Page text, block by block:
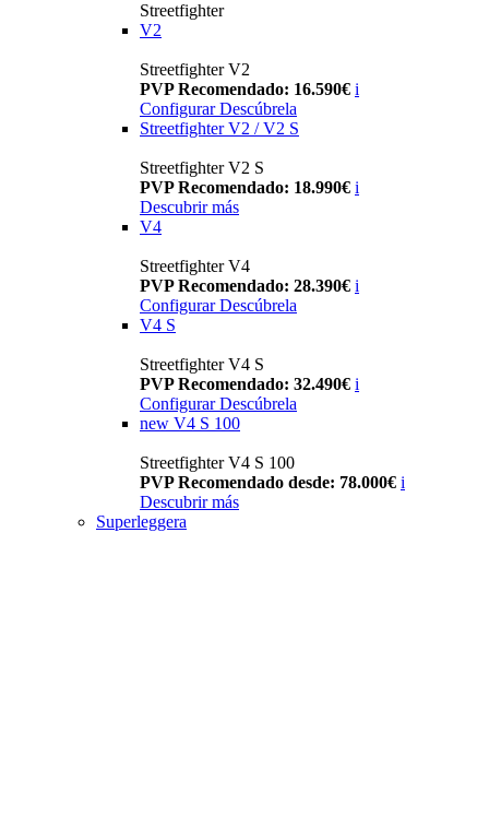
Streetfighter
V2
Streetfighter V2
PVP Recomendado: 16.590€ i
Configurar Descúbrela
Streetfighter V2 / V2 S
Streetfighter V2 S
PVP Recomendado: 18.990€ i
Descubrir más
V4
Streetfighter V4
PVP Recomendado: 28.390€ i
Configurar Descúbrela
V4 S
Streetfighter V4 S
PVP Recomendado: 32.490€ i
Configurar Descúbrela
new V4 S 100
Streetfighter V4 S 100
PVP Recomendado desde: 78.000€ i
Descubrir más
Superleggera